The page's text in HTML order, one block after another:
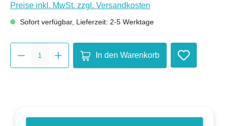
Preise inkl. MwSt. zzgl. Versandkosten
Sofort verfügbar, Lieferzeit: 2-5 Werktage
Produkt Anzahl: Gib den
In den Warenkorb